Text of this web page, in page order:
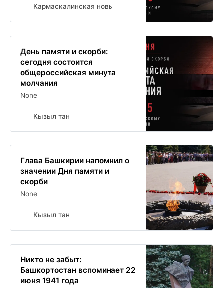
Кармаскалинская новь
День памяти и скорби:
сегодня состоится
общероссийская минута
молчания
None
Кызыл тан
Глава Башкирии напомнил о
значении Дня памяти и
скорби
None
Кызыл тан
Никто не забыт:
Башкортостан вспоминает 22
июня 1941 года